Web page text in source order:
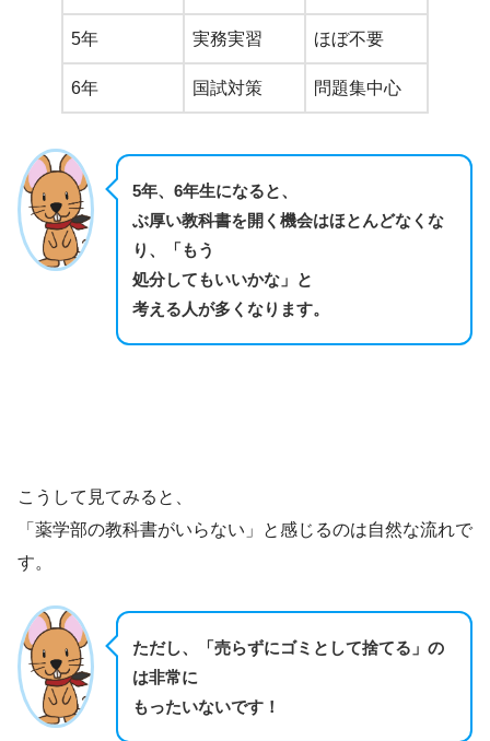
5年 実務実習 ほぼ不要
6年 国試対策 問題集中心
5年、6年生になると、
ぶ厚い教科書を開く機会はほとんどなくな
り、「もう
処分してもいいかな」と
考える人が多くなります。
こうして見てみると、
「薬学部の教科書がいらない」と感じるのは自然な流れで
す。
ただし、 「売らずにゴミとして捨てる」 の
は非常に
もったいないです！